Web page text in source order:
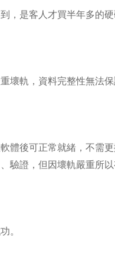
，是客人才買半年多的硬
壞軌，資料完整性無法保
體後可正常就緒，不需
驗證，但因壞軌嚴重所以
。